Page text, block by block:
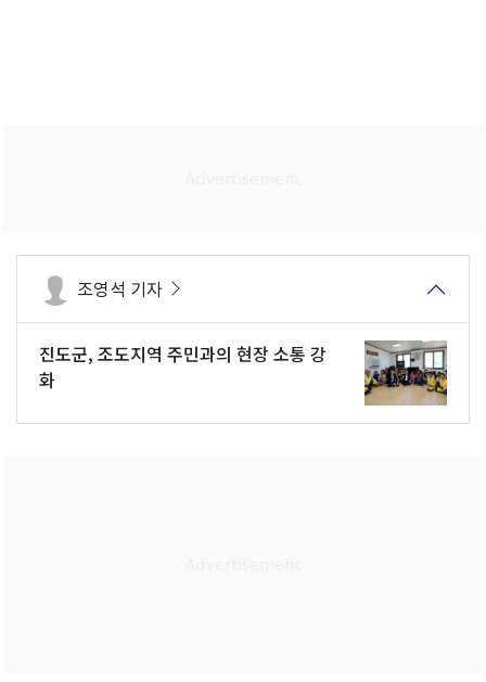
조영석 기자
진도군, 조도지역 주민과의 현장 소통 강
화